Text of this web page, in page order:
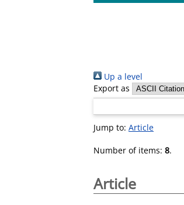
Up a level
Export as
Jump to: Article
Number of items: 8.
Article